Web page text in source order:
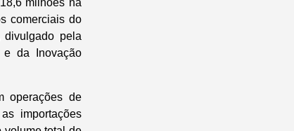
milhões na
comerciais do
pela
e da Inovação
operações de
importações